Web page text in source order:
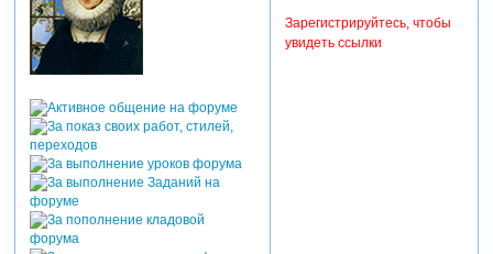
Зарегистрируйтесь, чтобы
увидеть ссылки